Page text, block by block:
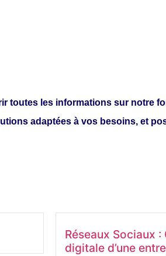
toutes les informations sur notre
adaptées à vos besoins, et
Réseaux Sociaux
digitale d’une